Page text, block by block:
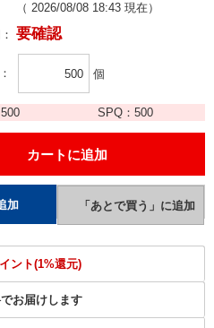
（ 2026/08/08 18:43 現在）
要確認
個
500 SPQ： 500
ント(1%還元)
お届けします